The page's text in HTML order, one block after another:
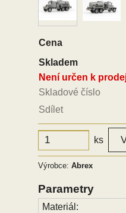
Cena
Skladem
Není určen k
Skladové číslo
Sdílet
ks
Výrobce: Abrex
Parametry
Materiál: